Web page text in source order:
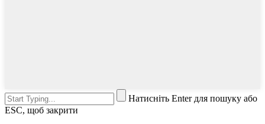
Натисніть Enter для пошуку або
ESC, щоб закрити